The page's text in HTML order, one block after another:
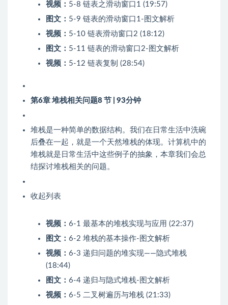
视频： 5-8 链表之滑动窗口1 (19:57)
图文： 5-9 链表的滑动窗口1-图文解析
视频： 5-10 链表滑动窗口2 (18:12)
图文： 5-11 链表的滑动窗口2-图文解析
视频： 5-12 链表复制 (28:54)
第6章 堆栈相关问题8 节 | 93分钟
堆栈是一种简单的数据结构。我们在日常生活中洗碗
后叠在一起，就是一个天然堆栈的体现。计算机中的
堆栈就是日常生活中这些例子的抽象，本章我们会总
结探讨堆栈相关的问题。
收起列表
视频： 6-1 最基本的堆栈实现与应用 (22:37)
图文： 6-2 堆栈的基本操作-图文解析
视频： 6-3 递归问题的堆实现——隐式堆栈
(18:44)
图文： 6-4 递归与隐式堆栈-图文解析
视频： 6-5 二叉树遍历与堆栈 (21:33)